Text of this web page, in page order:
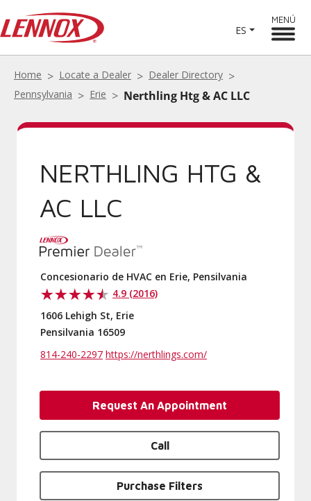
ES
MENÚ
Home Locate a Dealer
Dealer Directory
Pennsylvania
Erie Nerthling Htg & AC LLC
NERTHLING HTG &
AC LLC
Concesionario de HVAC en Erie, Pensilvania
4.9 (2016)
1606 Lehigh St, Erie
Pensilvania 16509
814-240-2297 https://nerthlings.com/
Request An Appointment
Call
Purchase Filters